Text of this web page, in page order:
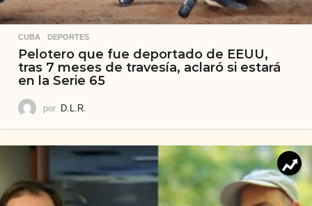
CUBA ,DEPORTES
Pelotero que fue deportado de EEUU,
tras 7 meses de travesía, aclaró si estará
en la Serie 65
por D.L.R.